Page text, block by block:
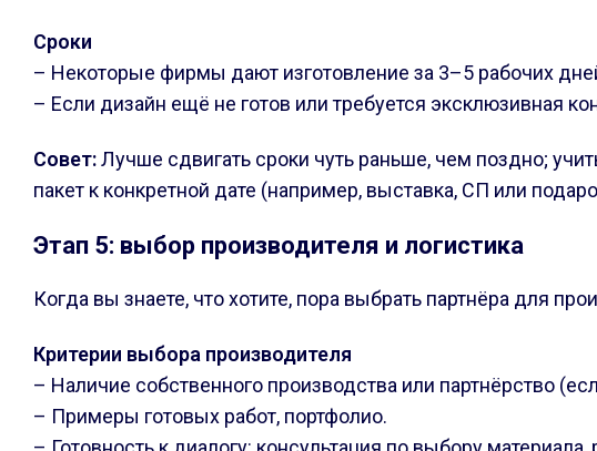
Сроки
– Некоторые фирмы дают изготовление за 3–5 рабочих
– Если дизайн ещё не готов или требуется эксклюзивная
Совет:Лучше сдвигать сроки чуть раньше, чем поздно;
пакет к конкретной дате (например, выставка, СП или
Этап 5: выбор производителя и логистика
Когда вы знаете, что хотите, пора выбрать партнёра для
Критерии выбора производителя
– Наличие собственного производства или партнёрство
– Примеры готовых работ, портфолио.